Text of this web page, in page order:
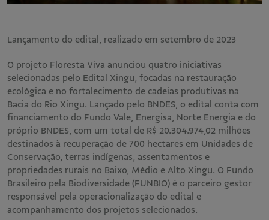
Lançamento do edital, realizado em setembro de 2023
O projeto Floresta Viva anunciou quatro iniciativas
selecionadas pelo Edital Xingu, focadas na restauração
ecológica e no fortalecimento de cadeias produtivas na
Bacia do Rio Xingu. Lançado pelo BNDES, o edital conta com
financiamento do Fundo Vale, Energisa, Norte Energia e do
próprio BNDES, com um total de R$ 20.304.974,02 milhões
destinados à recuperação de 700 hectares em Unidades de
Conservação, terras indígenas, assentamentos e
propriedades rurais no Baixo, Médio e Alto Xingu. O Fundo
Brasileiro pela Biodiversidade (FUNBIO) é o parceiro gestor
responsável pela operacionalização do edital e
acompanhamento dos projetos selecionados.